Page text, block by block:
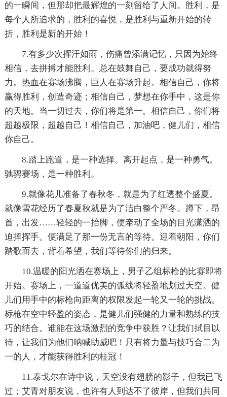
的一瞬间，但那却把最辉煌的一刻留给了人间。胜利，是
每个人所追求的，胜利的喜悦，是胜利与重新开始的转
折，胜利是新的开始！
7.有多少次挥汗如雨，伤痛曾添满记忆，只因为始终
相信，去拼搏才能胜利。总在鼓舞自己，要成功就得努
力。热血在赛场沸腾，巨人在赛场升起。相信自己，你将
赢得胜利，创造奇迹；相信自己，梦想在你手中，这是你
的天地。当一切过去，你们将是第一。相信自己，你们将
超越极限，超越自己！相信自己，加油吧，健儿们，相信
你自己。
8.踏上跑道，是一种选择。离开起点，是一种勇气。
驰骋赛场，是一种胜利。
9.就像花儿准备了春秋冬，就是为了红透整个盛夏。
就像雪花经历了春夏秋就是为了洁白整个严冬。蹲下，昂
首，出发……轻轻的一抬脚，便牵动了全场的目光潇洒的
迫挥挥手。便满足了那一份无言的等待。迎着朝阳，你们
踏歌而去，背着希望，我们等待你们的归来。
10.温暖的阳光洒在赛场上，男子乙组标枪的比赛即将
开始。赛场上，一道道优美的弧线将轻盈地划过天空。健
儿们用手中的标枪向距离的权限发起一轮又一轮的挑战。
标枪在空中轻盈的姿态，是健儿们强健的力量和熟练的技
巧的结合。谁能在这场激烈的竞争中获胜？让我们拭目以
待，让我们为他们呐喊助威吧！只有将力量与技巧合二为
一的人，才能获得胜利的桂冠！
11.泰戈尔在诗中说，天空没有翅膀的影子，但我已飞
过；艾青对朋友说，也许有人到达不了彼岸，但我们共同